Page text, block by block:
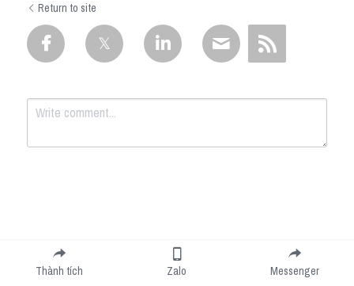
Return to site
Submit
Thành tích Zalo Messenger